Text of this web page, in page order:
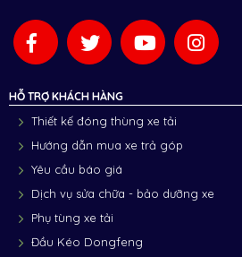
HỖ TRỢ KHÁCH HÀNG
Thiết kế đóng thùng xe tải
Hướng dẫn mua xe trả góp
Yêu cầu báo giá
Dịch vụ sửa chữa - bảo dưỡng xe
Phụ tùng xe tải
Đầu Kéo Dongfeng